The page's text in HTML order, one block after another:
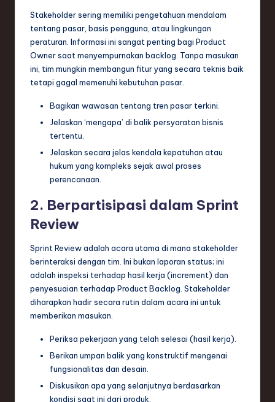
Stakeholder sering memiliki pengetahuan mendalam
tentang pasar, basis pengguna, atau lingkungan
peraturan. Informasi ini sangat penting bagi Product
Owner saat menyempurnakan backlog. Tanpa masukan
ini, tim mungkin membangun fitur yang secara teknis baik
tetapi gagal memenuhi kebutuhan pasar.
Bagikan wawasan tentang tren pasar terkini.
Jelaskan ‘mengapa’ di balik persyaratan bisnis
tertentu.
Jelaskan secara jelas kendala kepatuhan atau
hukum yang kompleks sejak awal proses
perencanaan.
2. Berpartisipasi dalam Sprint
Review
Sprint Review adalah acara utama di mana stakeholder
berinteraksi dengan tim. Ini bukan laporan status; ini
adalah inspeksi terhadap hasil kerja (increment) dan
penyesuaian terhadap Product Backlog. Stakeholder
diharapkan hadir secara rutin dalam acara ini untuk
memberikan masukan.
Periksa pekerjaan yang telah selesai (hasil kerja).
Berikan umpan balik yang konstruktif mengenai
fungsionalitas dan desain.
Diskusikan apa yang selanjutnya berdasarkan
kondisi saat ini dari produk.